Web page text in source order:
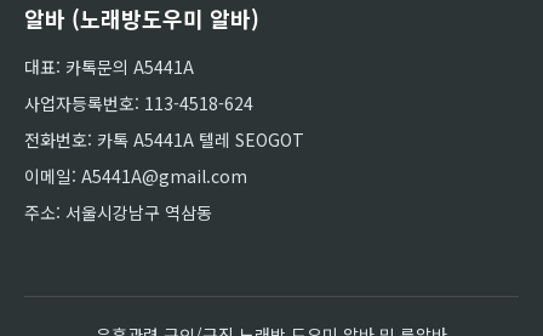
알바 (노래방도우미 알바)
대표: 카톡문의 A5441A
사업자등록번호: 113-4518-624
전화번호: 카톡 A5441A 텔레 SEOGOT
이메일: A5441A@gmail.com
주소: 서울시강남구 역삼동